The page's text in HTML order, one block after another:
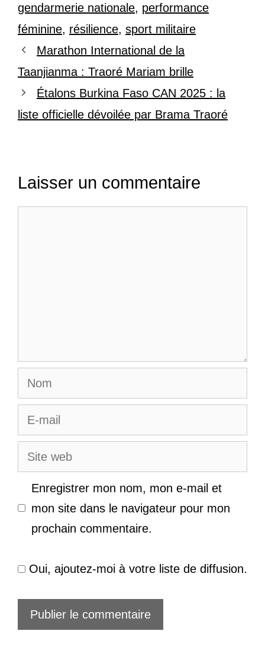
gendarmerie nationale, performance
féminine, résilience, sport militaire
Marathon International de la
Taanjianma : Traoré Mariam brille
Étalons Burkina Faso CAN 2025 : la
liste officielle dévoilée par Brama Traoré
Laisser un commentaire
Nom
E-
mail
Site
web
Enregistrer mon nom, mon e-mail et
mon site dans le navigateur pour mon
prochain commentaire.
Oui, ajoutez-moi à votre liste de diffusion.